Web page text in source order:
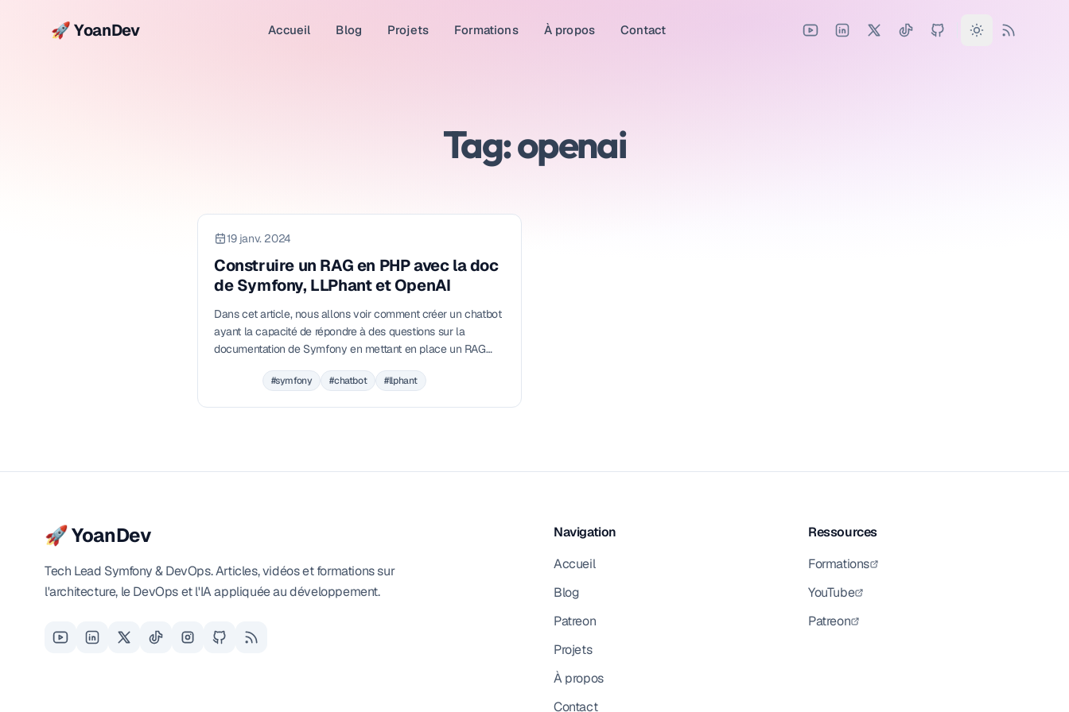
🚀 YoanDev Accueil Blog Projets Formations À propos Contact
Tag: openai
19 janv. 2024
Construire un RAG en PHP avec la doc
de Symfony, LLPhant et OpenAI
Dans cet article, nous allons voir comment créer un chatbot
ayant la capacité de répondre à des questions sur la
documentation de Symfony en mettant en place un RAG
dans un projet Symfony.
#symfony #chatbot #llphant
🚀 YoanDev
Tech Lead Symfony & DevOps. Articles, vidéos et formations sur
l'architecture, le DevOps et l'IA appliquée au développement.
Navigation
Accueil
Blog
Patreon
Projets
À propos
Contact
Ressources
Formations
YouTube
Patreon